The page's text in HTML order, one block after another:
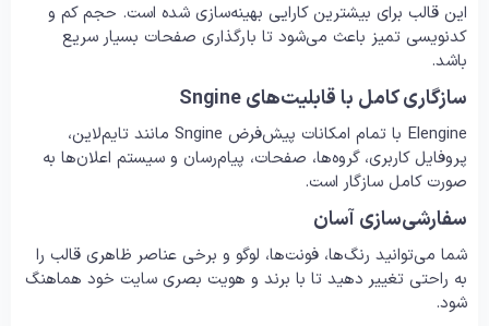
این قالب برای بیشترین کارایی بهینه‌سازی شده است. حجم کم و
کدنویسی تمیز باعث می‌شود تا بارگذاری صفحات بسیار سریع
باشد.
سازگاری کامل با قابلیت‌های Sngine
Elengine با تمام امکانات پیش‌فرض Sngine مانند تایم‌لاین،
پروفایل کاربری، گروه‌ها، صفحات، پیام‌رسان و سیستم اعلان‌ها به
صورت کامل سازگار است.
سفارشی‌سازی آسان
شما می‌توانید رنگ‌ها، فونت‌ها، لوگو و برخی عناصر ظاهری قالب را
به راحتی تغییر دهید تا با برند و هویت بصری سایت خود هماهنگ
شود.